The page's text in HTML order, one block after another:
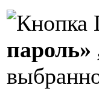
пароль»